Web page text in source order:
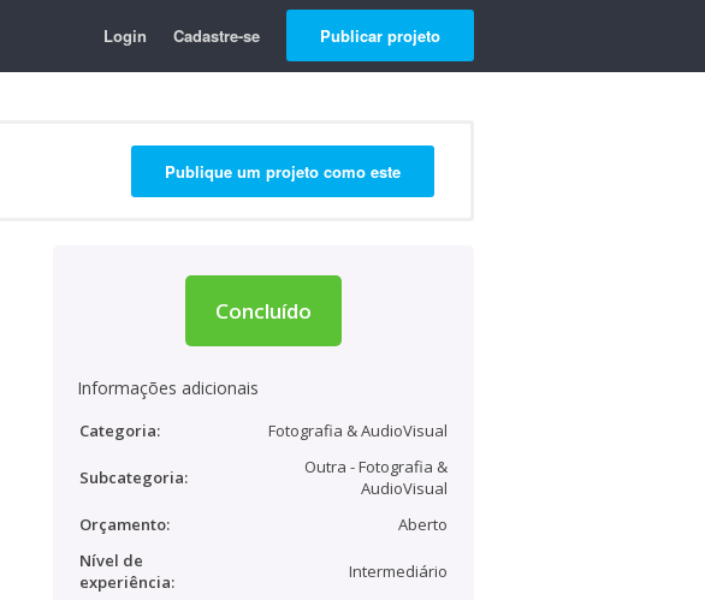
Login Cadastre-se Publicar projeto
Publique um projeto como este
Concluído
Informações adicionais
Categoria: Fotografia & AudioVisual
Subcategoria:
Outra - Fotografia &
AudioVisual
Orçamento:
Aberto
Nível de
experiência:
Intermediário